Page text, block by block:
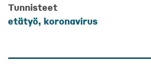
Tunnisteet
etätyö, koronavirus